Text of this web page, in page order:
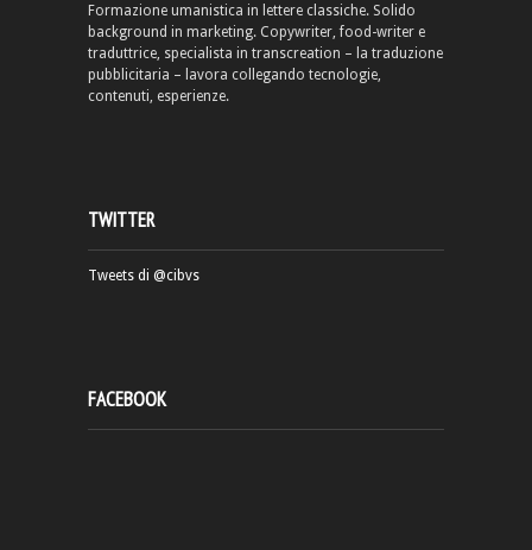
Formazione umanistica in lettere classiche. Solido
background in marketing. Copywriter, food-writer e
traduttrice, specialista in transcreation – la traduzione
pubblicitaria – lavora collegando tecnologie,
contenuti, esperienze.
TWITTER
Tweets di @cibvs
FACEBOOK